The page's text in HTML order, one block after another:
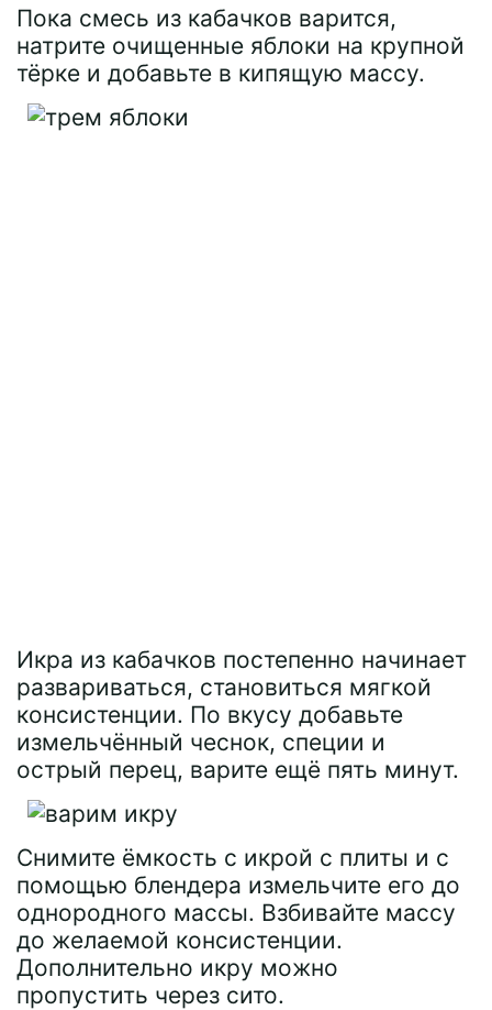
Пока смесь из кабачков варится,
натрите очищенные яблоки на крупной
тёрке и добавьте в кипящую массу.
Икра из кабачков постепенно начинает
развариваться, становиться мягкой
консистенции. По вкусу добавьте
измельчённый чеснок, специи и
острый перец, варите ещё пять минут.
Снимите ёмкость с икрой с плиты и с
помощью блендера измельчите его до
однородного массы. Взбивайте массу
до желаемой консистенции.
Дополнительно икру можно
пропустить через сито.